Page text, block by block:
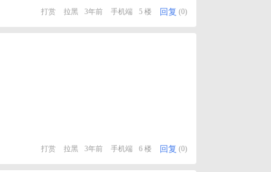
打赏 拉黑 3年前 手机端 5 楼 回复 (0)
打赏 拉黑 3年前 手机端 6 楼 回复 (0)